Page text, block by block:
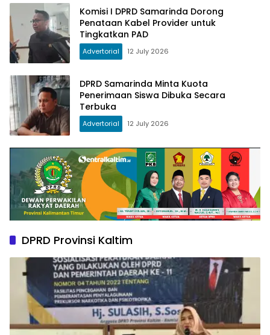
Komisi I DPRD Samarinda Dorong
Penataan Kabel Provider untuk
Tingkatkan PAD
Advertorial 12 July 2026
DPRD Samarinda Minta Kuota
Penerimaan Siswa Dibuka Secara
Terbuka
Advertorial 12 July 2026
DPRD Provinsi Kaltim